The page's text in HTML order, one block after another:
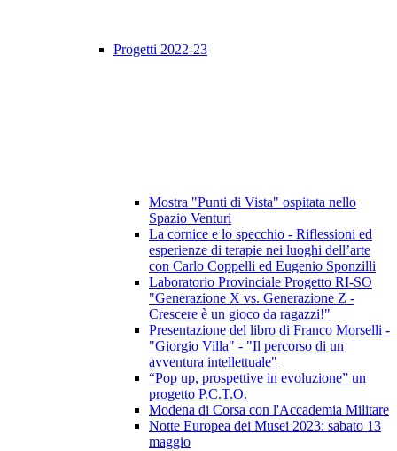
Progetti 2022-23
Mostra "Punti di Vista" ospitata nello
Spazio Venturi
La cornice e lo specchio - Riflessioni ed
esperienze di terapie nei luoghi dell’arte
con Carlo Coppelli ed Eugenio Sponzilli
Laboratorio Provinciale Progetto RI-SO
"Generazione X vs. Generazione Z -
Crescere è un gioco da ragazzi!"
Presentazione del libro di Franco Morselli -
"Giorgio Villa" - "Il percorso di un
avventura intellettuale"
“Pop up, prospettive in evoluzione” un
progetto P.C.T.O.
Modena di Corsa con l'Accademia Militare
Notte Europea dei Musei 2023: sabato 13
maggio